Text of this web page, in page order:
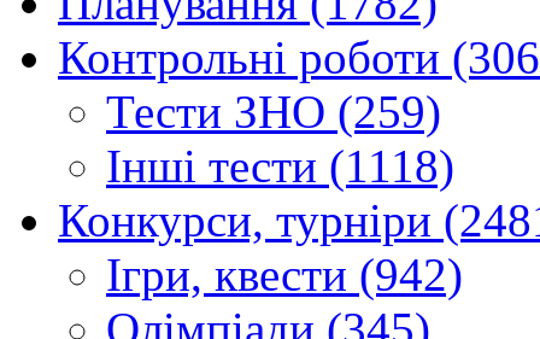
Контрольні роботи
Тести ЗНО (259)
Інші тести (1118)
Конкурси, турніри
Ігри, квести (942)